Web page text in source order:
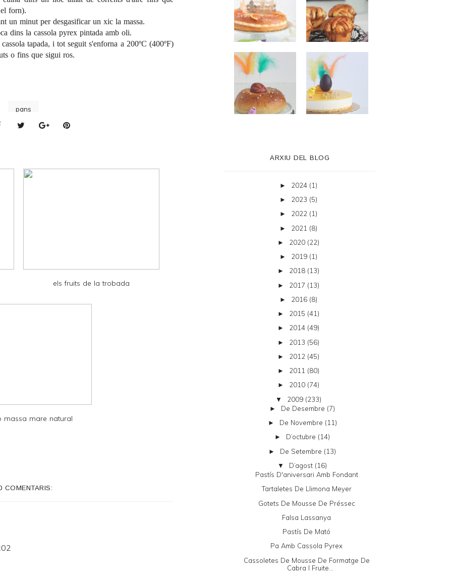
forn).
un minut per desgasificar un xic la massa.
dins la cassola pyrex pintada amb oli.
tapada, i tot seguit s'enforna a 200ºC (400ºF)
o fins que sigui ros.
pans
els fruits de la trobada
massa mare natural
COMENTARIS:
ARXIU DEL BLOG
► 2024 (1)
► 2023 (5)
► 2022 (1)
► 2021 (8)
► 2020 (22)
► 2019 (1)
► 2018 (13)
► 2017 (13)
► 2016 (8)
► 2015 (41)
► 2014 (49)
► 2013 (56)
► 2012 (45)
► 2011 (80)
► 2010 (74)
▼ 2009 (233)
► De Desembre (7)
► De Novembre (11)
► D’octubre (14)
► De Setembre (13)
▼ D’agost (16)
Pastís D'aniversari Amb Fondant
Tartaletes De Llimona Meyer
Gotets De Mousse De Préssec
Falsa Lassanya
Pastís De Mató
Pa Amb Cassola Pyrex
Cassoletes De Mousse De Formatge De
Cabra I Fruite...